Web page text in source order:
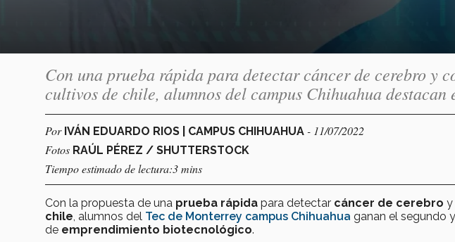
Con una prueba rápida para detectar cáncer de cerebro y
cultivos de chile, alumnos del campus Chihuahua
Por IVÁN EDUARDO RIOS | CAMPUS CHIHUAHUA - 11/07/2022
Fotos RAÚL PÉREZ / SHUTTERSTOCK
Tiempo estimado de lectura:3 mins
Con la propuesta de una prueba rápida para detectar cáncer de cerebro y
chile , alumnos del Tec de Monterrey campus Chihuahua ganan el segundo
de emprendimiento biotecnológico.